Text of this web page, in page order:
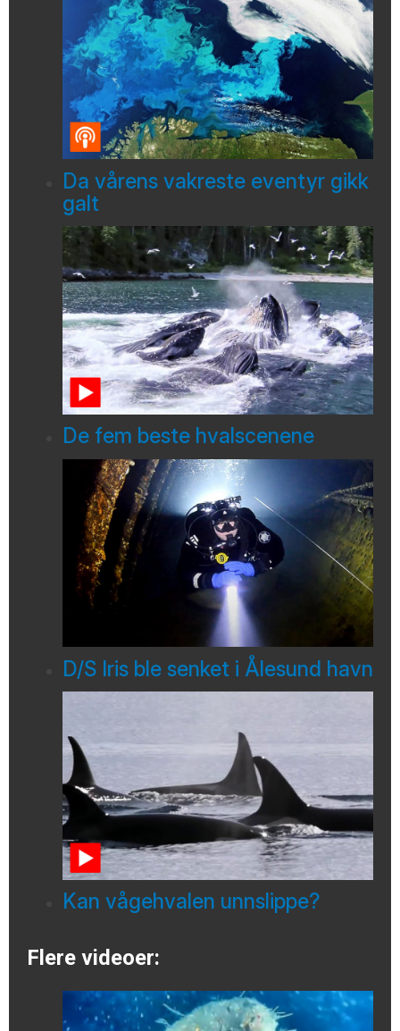
Da vårens vakreste eventyr gikk
galt
De fem beste hvalscenene
D/S Iris ble senket i Ålesund havn
Kan vågehvalen unnslippe?
Flere videoer: